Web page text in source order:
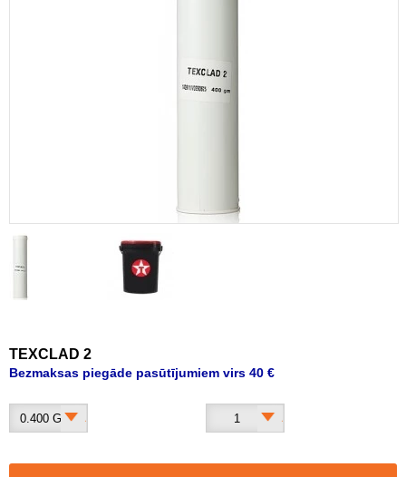
TEXCLAD 2
Bezmaksas piegāde pasūtījumiem virs 40 €
0.400 G 1